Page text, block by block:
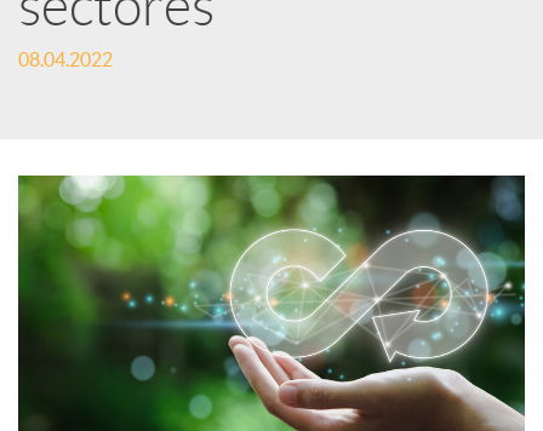
s
o
c
08.04.2022